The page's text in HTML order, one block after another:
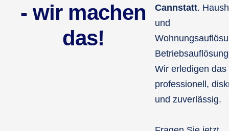
- wir machen
das!
Cannstatt.
und
Wir erledigen das
professionell,
und zuverlässig.